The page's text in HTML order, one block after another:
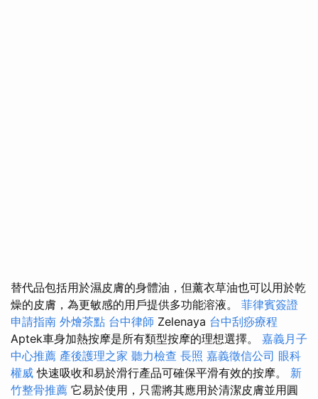
替代品包括用於濕皮膚的身體油，但薰衣草油也可以用於乾
燥的皮膚，為更敏感的用戶提供多功能溶液。 菲律賓簽證
申請指南 外燴茶點 台中律師 Zelenaya 台中刮痧療程
Aptek車身加熱按摩是所有類型按摩的理想選擇。 嘉義月子
中心推薦 產後護理之家 聽力檢查 長照 嘉義徵信公司 眼科
權威 快速吸收和易於滑行產品可確保平滑有效的按摩。 新
竹整骨推薦 它易於使用，只需將其應用於清潔皮膚並用圓